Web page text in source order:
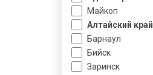
Майкоп
Алтайский край
Барнаул
Бийск
Заринск